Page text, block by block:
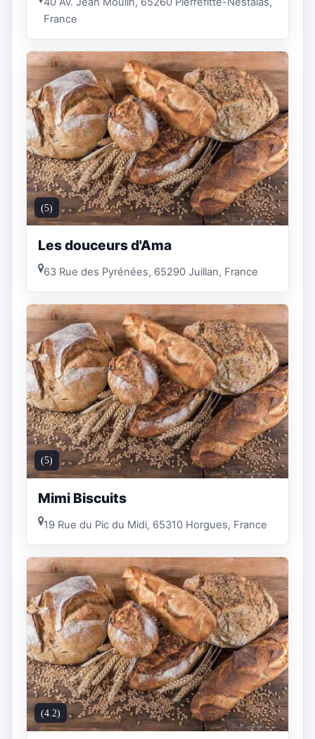
France
(5)
Les douceurs d'Ama
63 Rue des Pyrénées, 65290 Juillan, France
(5)
Mimi Biscuits
19 Rue du Pic du Midi, 65310 Horgues, France
(4.2)